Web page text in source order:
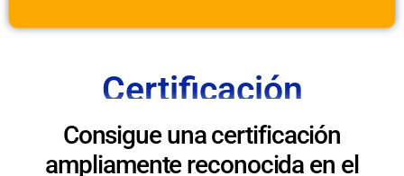
Certificación
Consigue una certificación
ampliamente reconocida en el